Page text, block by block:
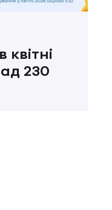
квітні
230